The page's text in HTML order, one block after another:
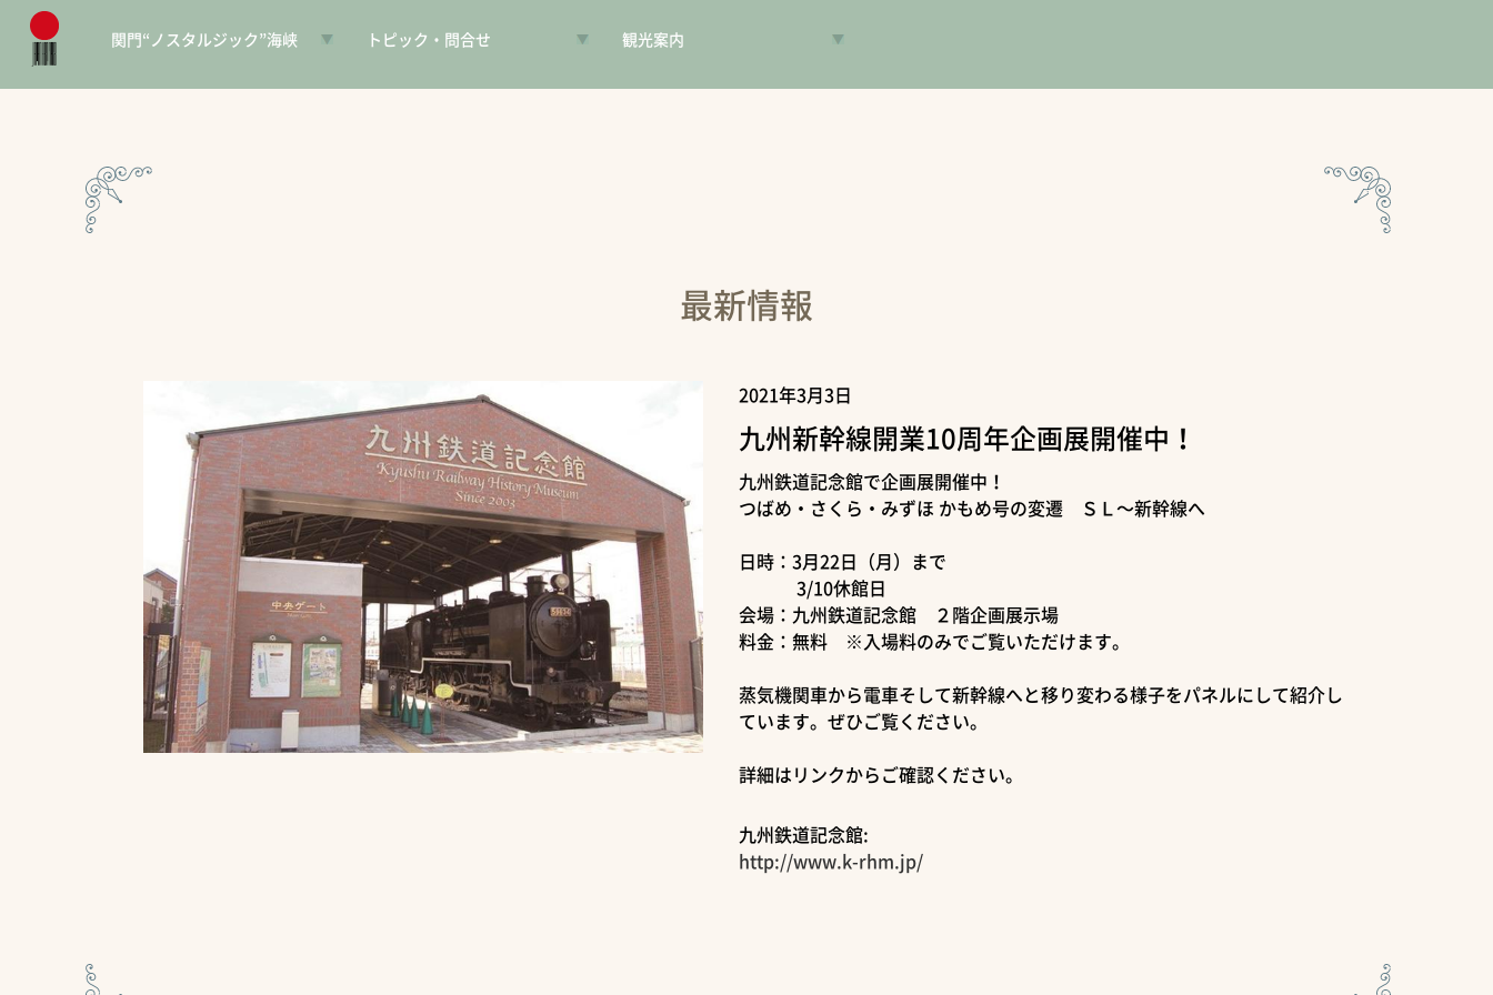
関門“ノスタルジック”海峡
日本遺産とは
トピック・問合せ
お知らせ
観光案内
VR昔旅
最新情報
2021年3月3日
九州新幹線開業10周年企画展開催中！
九州鉄道記念館で企画展開催中！
つばめ・さくら・みずほ かもめ号の変遷 ＳＬ～新幹線へ
日時：3月22日（月）まで
3/10休館日
会場：九州鉄道記念館 ２階企画展示場
料金：無料 ※入場料のみでご覧いただけます。
蒸気機関車から電車そして新幹線へと移り変わる様子をパネルにして紹介し
ています。ぜひご覧ください。
詳細はリンクからご確認ください。
九州鉄道記念館:
http://www.k-rhm.jp/